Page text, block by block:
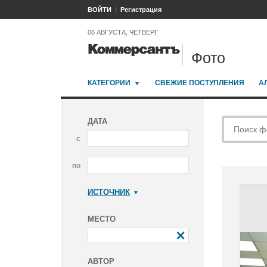
ВОЙТИ Регистрация
06 АВГУСТА, ЧЕТВЕРГ
Фото
КАТЕГОРИИ СВЕЖИЕ ПОСТУПЛЕНИЯ
ДАТА
с
по
ИСТОЧНИК
МЕСТО
АВТОР